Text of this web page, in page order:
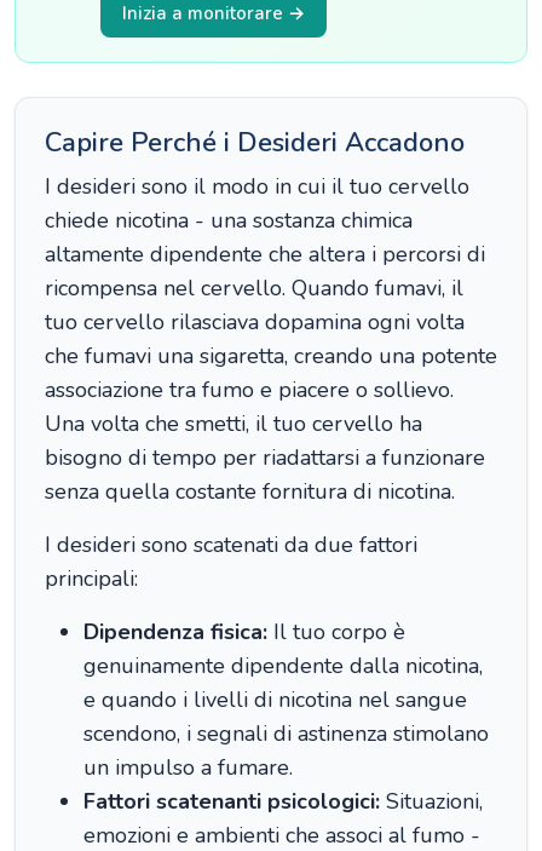
Inizia a monitorare →
Capire Perché i Desideri Accadono
I desideri sono il modo in cui il tuo cervello
chiede nicotina - una sostanza chimica
altamente dipendente che altera i percorsi di
ricompensa nel cervello. Quando fumavi, il
tuo cervello rilasciava dopamina ogni volta
che fumavi una sigaretta, creando una potente
associazione tra fumo e piacere o sollievo.
Una volta che smetti, il tuo cervello ha
bisogno di tempo per riadattarsi a funzionare
senza quella costante fornitura di nicotina.
I desideri sono scatenati da due fattori
principali:
Dipendenza fisica: Il tuo corpo è
genuinamente dipendente dalla nicotina,
e quando i livelli di nicotina nel sangue
scendono, i segnali di astinenza stimolano
un impulso a fumare.
Fattori scatenanti psicologici: Situazioni,
emozioni e ambienti che associ al fumo -